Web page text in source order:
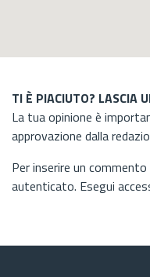
TI È PIACIUTO? LASCIA
La tua opinione è
approvazione dalla
Per inserire un
autenticato. Esegui